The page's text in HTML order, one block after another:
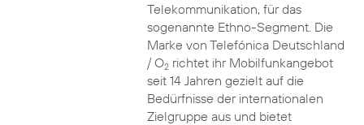
Telekommunikation, für das
sogenannte Ethno-Segment. Die
Marke von Telefónica Deutschland
/ O2richtet ihr Mobilfunkangebot
seit 14 Jahren gezielt auf die
Bedürfnisse der internationalen
Zielgruppe aus und bietet